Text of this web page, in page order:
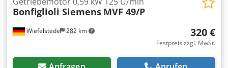
Wiefelstede 282 km
Bonfiglioli Siemens MVF 49/P
320 €
Festpreis zzgl. MwSt.